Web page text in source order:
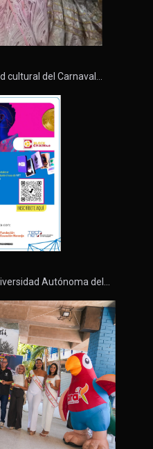
cultural del Carnaval…
Autónoma del…